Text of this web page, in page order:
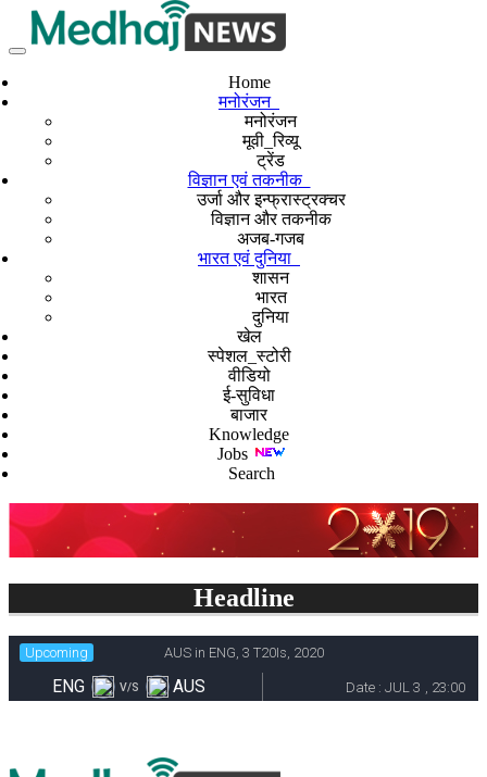
Home
मनोरंजन
मनोरंजन
मूवी_रिव्यू
ट्रेंड
विज्ञान एवं तकनीक
उर्जा और इन्फ्रास्ट्रक्चर
विज्ञान और तकनीक
अजब-गजब
भारत एवं दुनिया
शासन
भारत
दुनिया
खेल
स्पेशल_स्टोरी
वीडियो
ई-सुविधा
बाजार
Knowledge
Jobs
Search
Headline